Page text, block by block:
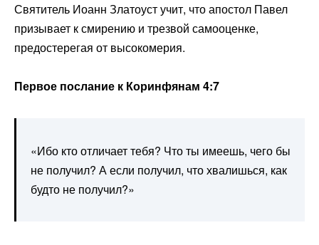
Святитель Иоанн Златоуст учит, что апостол Павел
призывает к смирению и трезвой самооценке,
предостерегая от высокомерия.
Первое послание к Коринфянам 4:7
«Ибо кто отличает тебя? Что ты имеешь, чего бы
не получил? А если получил, что хвалишься, как
будто не получил?»